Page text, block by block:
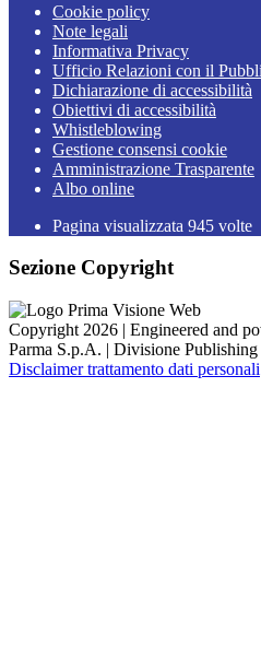
Cookie policy
Note legali
Informativa Privacy
Ufficio Relazioni con il
Dichiarazione di accessibilità
Obiettivi di accessibilità
Whistleblowing
Gestione consensi cookie
Amministrazione Trasparente
Albo online
Pagina visualizzata 945 volte
Sezione Copyright
Copyright 2026 | Engineered and
Parma S.p.A. | Divisione
Disclaimer trattamento dati personali